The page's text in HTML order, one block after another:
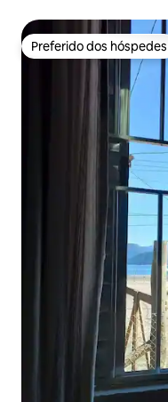
Preferido dos hóspedes
Preferido dos hóspedes